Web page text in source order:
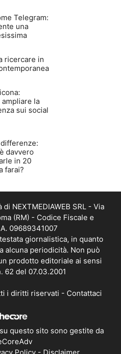
Telegram:
una
ricercare in
la
sui social
davvero
in 20
farai?
NEXTMEDIAWEB SRL - Via
(RM) - Codice Fiscale e
09689341007
giornalistica, in quanto
alcuna periodicità. Non può
prodotto editoriale ai sensi
62 del 07.03.2001
i diritti riservati - Contattaci
questo sito sono gestite da